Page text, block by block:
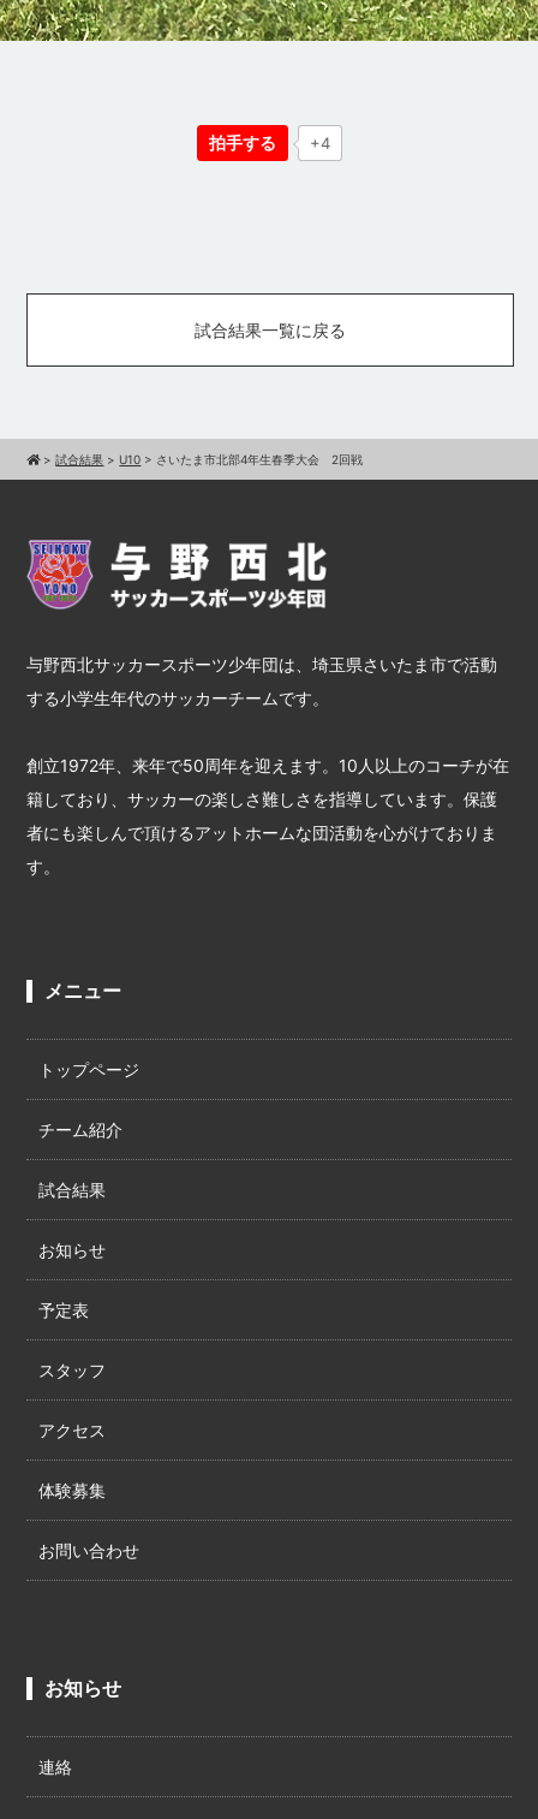
拍手する +4
試合結果一覧に戻る
>試合結果 > U10 > さいたま市北部4年生春季大会 2回戦
与野西北サッカースポーツ少年団は、埼玉県さいたま市で活動
する小学生年代のサッカーチームです。
創立1972年、来年で50周年を迎えます。10人以上のコーチが在
籍しており、サッカーの楽しさ難しさを指導しています。保護
者にも楽しんで頂けるアットホームな団活動を心がけておりま
す。
メニュー
トップページ
チーム紹介
試合結果
お知らせ
予定表
スタッフ
アクセス
体験募集
お問い合わせ
お知らせ
連絡